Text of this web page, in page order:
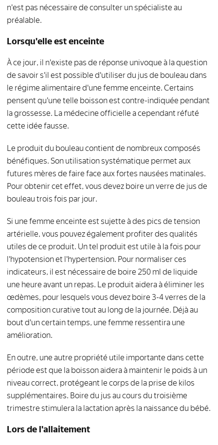
n'est pas nécessaire de consulter un spécialiste au
préalable.
Lorsqu'elle est enceinte
À ce jour, il n'existe pas de réponse univoque à la question
de savoir s'il est possible d'utiliser du jus de bouleau dans
le régime alimentaire d'une femme enceinte. Certains
pensent qu'une telle boisson est contre-indiquée pendant
la grossesse. La médecine officielle a cependant réfuté
cette idée fausse.
Le produit du bouleau contient de nombreux composés
bénéfiques. Son utilisation systématique permet aux
futures mères de faire face aux fortes nausées matinales.
Pour obtenir cet effet, vous devez boire un verre de jus de
bouleau trois fois par jour.
Si une femme enceinte est sujette à des pics de tension
artérielle, vous pouvez également profiter des qualités
utiles de ce produit. Un tel produit est utile à la fois pour
l'hypotension et l'hypertension. Pour normaliser ces
indicateurs, il est nécessaire de boire 250 ml de liquide
une heure avant un repas. Le produit aidera à éliminer les
œdèmes, pour lesquels vous devez boire 3-4 verres de la
composition curative tout au long de la journée. Déjà au
bout d'un certain temps, une femme ressentira une
amélioration.
En outre, une autre propriété utile importante dans cette
période est que la boisson aidera à maintenir le poids à un
niveau correct, protégeant le corps de la prise de kilos
supplémentaires. Boire du jus au cours du troisième
trimestre stimulera la lactation après la naissance du bébé.
Lors de l'allaitement